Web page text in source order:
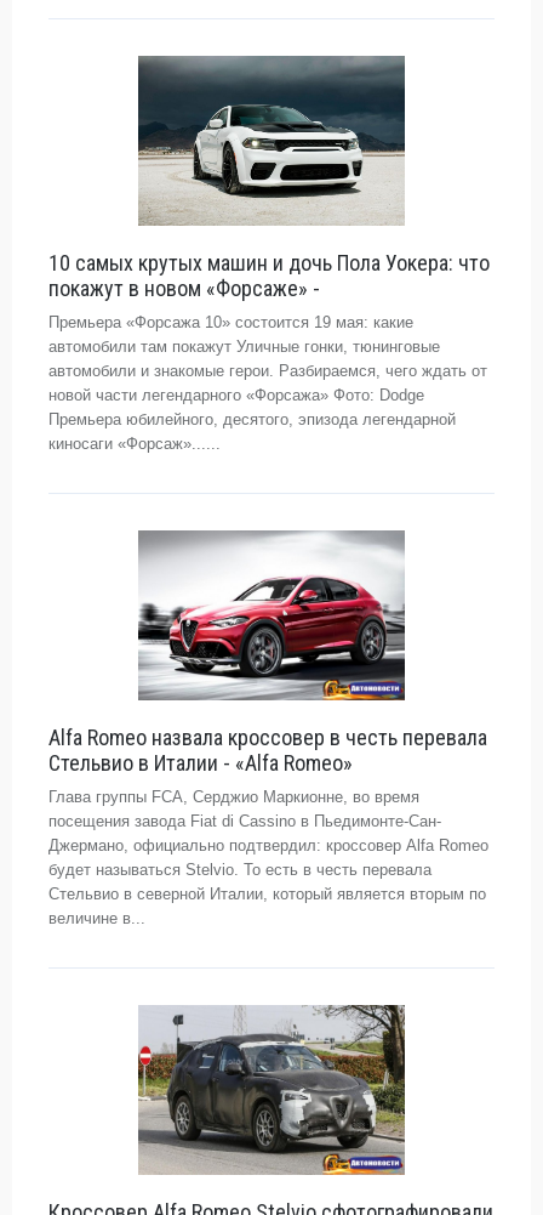
10 самых крутых машин и дочь Пола Уокера: что
покажут в новом «Форсаже» -
Премьера «Форсажа 10» состоится 19 мая: какие
автомобили там покажут Уличные гонки, тюнинговые
автомобили и знакомые герои. Разбираемся, чего ждать от
новой части легендарного «Форсажа» Фото: Dodge
Премьера юбилейного, десятого, эпизода легендарной
киносаги «Форсаж»......
Alfa Romeo назвала кроссовер в честь перевала
Стельвио в Италии - «Alfa Romeo»
Глава группы FCA, Серджио Маркионне, во время
посещения завода Fiat di Cassino в Пьедимонте-Сан-
Джермано, официально подтвердил: кроссовер Alfa Romeo
будет называться Stelvio. То есть в честь перевала
Стельвио в северной Италии, который является вторым по
величине в...